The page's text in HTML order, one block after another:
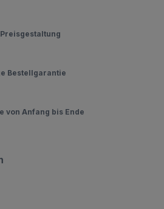
Bestellgarantie
von Anfang bis Ende